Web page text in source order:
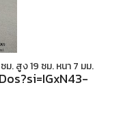
ม. สูง 19 ซม. หนา 7 มม.